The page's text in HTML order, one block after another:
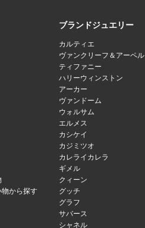
から探す
ブランドジュエリー
カルティエ
ヴァンクリーフ＆アーペル
ティファニー
ハリーウィンストン
アーカー
ヴァンドーム
ウォルサム
エルメス
カシケイ
カジミツオ
カレライカレラ
ギメル
クィーン
グッチ
グラフ
サバース
シャネル